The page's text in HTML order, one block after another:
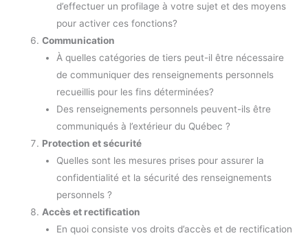
d’effectuer un profilage à votre sujet et des moyens
pour activer ces fonctions?
Communication
À quelles catégories de tiers peut-il être nécessaire
de communiquer des renseignements personnels
recueillis pour les fins déterminées?
Des renseignements personnels peuvent-ils être
communiqués à l’extérieur du Québec ?
Protection et sécurité
Quelles sont les mesures prises pour assurer la
confidentialité et la sécurité des renseignements
personnels ?
Accès et rectification
En quoi consiste vos droits d’accès et de rectification